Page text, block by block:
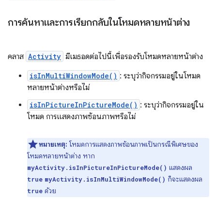
การค้นหาและการเรียกกลับในโหมดหลายหน้าต่าง
คลาส Activity มีเมธอดต่อไปนี้เพื่อรองรับโหมดหลายหน้าต่าง
isInMultiWindowMode() : ระบุว่ากิจกรรมอยู่ในโหมด
หลายหน้าต่างหรือไม่
isInPictureInPictureMode() : ระบุว่ากิจกรรมอยู่ใน
โหมด การแสดงภาพซ้อนภาพหรือไม่
หมายเหตุ: โหมดการแสดงภาพซ้อนภาพเป็นกรณีพิเศษของ
โหมดหลายหน้าต่าง หาก
myActivity.isInPictureInPictureMode() แสดงผล
true myActivity.isInMultiWindowMode() ก็จะแสดงผล
true ด้วย